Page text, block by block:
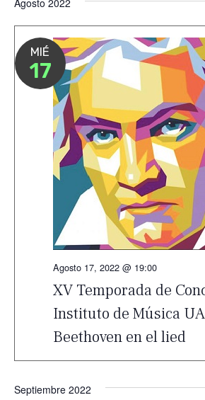
MIÉ
17
XV Temporada de
Instituto de Música
Beethoven en el lied
Agosto 17, 2022 @ 19:00
Septiembre 2022